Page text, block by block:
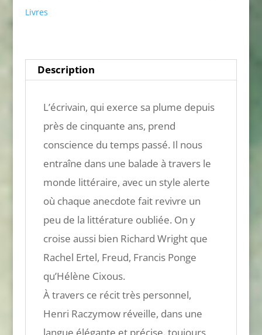
des
Livres
Description
L’écrivain, qui exerce sa plume depuis
près de cinquante ans, prend
conscience du temps passé. Il nous
entraîne dans une balade à travers le
monde littéraire, avec un style alerte
où chaque anecdote fait revivre un
peu de la littérature oubliée. On y
croise aussi bien Richard Wright que
Rachel Ertel, Freud, Francis Ponge
qu’Hélène Cixous.
À travers ce récit très personnel,
Henri Raczymow réveille, dans une